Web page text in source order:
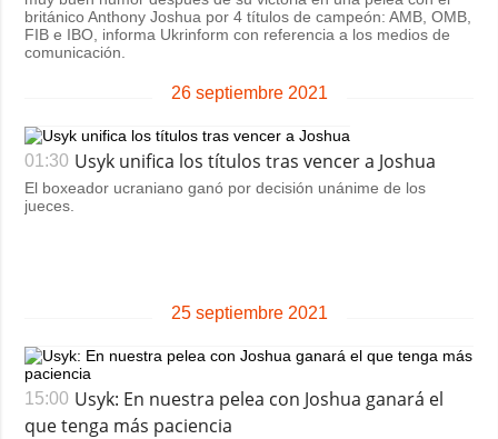
británico Anthony Joshua por 4 títulos de campeón: AMB, OMB,
FIB e IBO, informa Ukrinform con referencia a los medios de
comunicación.
26 septiembre 2021
01:30 Usyk unifica los títulos tras vencer a Joshua
El boxeador ucraniano ganó por decisión unánime de los
jueces.
25 septiembre 2021
15:00 Usyk: En nuestra pelea con Joshua ganará el
que tenga más paciencia